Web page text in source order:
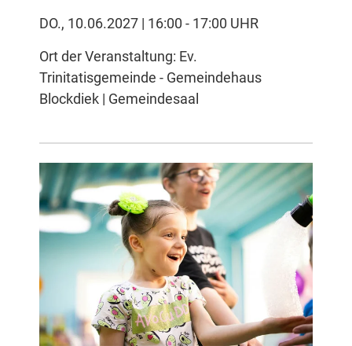
DO., 10.06.2027 | 16:00 - 17:00 UHR
Ort der Veranstaltung: Ev.
Trinitatisgemeinde - Gemeindehaus
Blockdiek | Gemeindesaal